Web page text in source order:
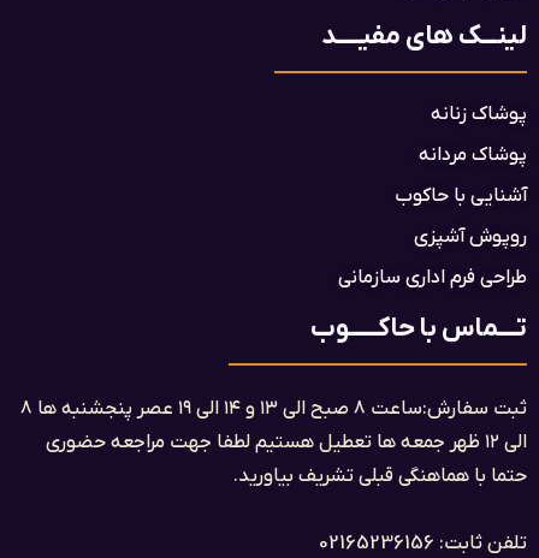
لینـــک های مفیـــــد
پوشاک زنانه
پوشاک مردانه
آشنایی با حاکوب
روپوش آشپزی
طراحی فرم اداری سازمانی
تــــماس با حاکــــــوب
ثبت سفارش:ساعت ۸ صبح الی ۱۳ و ۱۴ الی ۱۹ عصر پنجشنبه ها ۸
الی ۱۲ ظهر جمعه ها تعطیل هستیم لطفا جهت مراجعه حضوری
حتما با هماهنگی قبلی تشریف بیاورید.
تلفن ثابت: 02165236156